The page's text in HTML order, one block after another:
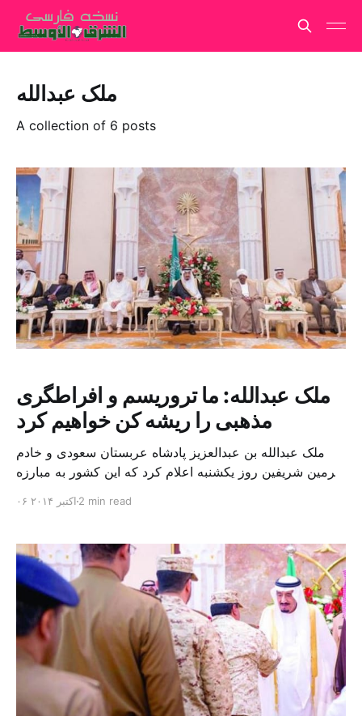
ملک عبدالله
A collection of 6 posts
ملک عبدالله: ما تروریسم و افراطگری
مذهبی را ریشه کن خواهیم کرد
ملک عبدالله بن عبدالعزیز پادشاه عربستان سعودی و خادم
حرمین شریفین روز یکشنبه اعلام کرد که این کشور به مبارزه
«ریشه کنی» این پدیده پایبند است. ملک عبدالله در اظهاراتی
۰۶ اکتبر ۲۰۱۴ 2 min read